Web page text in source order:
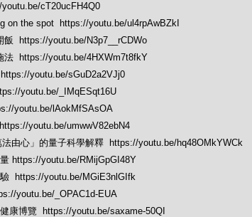
cT20ucFH4Q0
on the spot https://youtu.be/ul4rpAwBZkI
飯 https://youtu.be/N3p7__rCDWo
法 https://youtu.be/4HXWm7t8fkY
youtu.be/sGuD2a2VJj0
youtu.be/_IMqESqt16U
youtu.be/lAokMfSAsOA
youtu.be/umwwV82ebN4
法由心」的量子科學解釋 https://youtu.be/hq48OMkYWCk
https://youtu.be/RMijGpGI48Y
https://youtu.be/MGiE3nlGIfk
youtu.be/_OPAC1d-EUA
康博覽 https://youtu.be/saxame-50QI